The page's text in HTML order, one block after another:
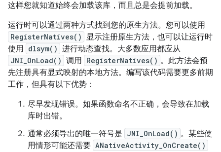
这样您就知道始终会加载该库，而且总是会提前加载。
运行时可以通过两种方式找到您的原生方法。您可以使用
RegisterNatives() 显示注册原生方法，也可以让运行时
使用 dlsym() 进行动态查找。大多数应用都应从
JNI_OnLoad() 调用 RegisterNatives() 。此方法会预
先注册具有显式映射的本地方法。编写该代码需要更多前期
工作，但具有以下优势：
尽早发现错误。如果函数命名不正确，会导致在加载
库时出错。
通常必须导出的唯一符号是 JNI_OnLoad() 。某些使
用情形可能还需要 ANativeActivity_OnCreate()